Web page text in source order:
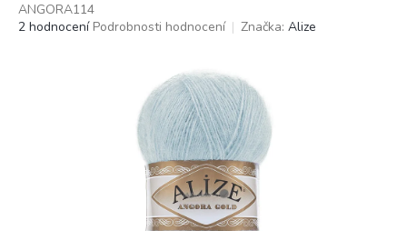
ANGORA114
Průměrné
2 hodnocení Podrobnosti hodnocení Značka: Alize